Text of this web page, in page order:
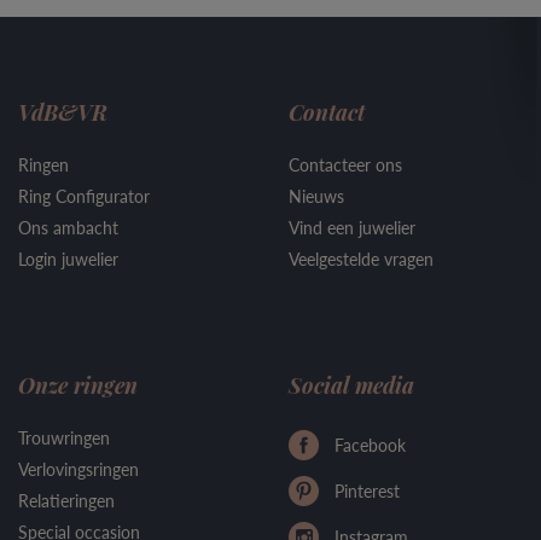
VdB&VR
Ringen
Ring Configurator
Ons ambacht
Login juwelier
Contact
Contacteer ons
Nieuws
Vind een juwelier
Veelgestelde vragen
Onze ringen
Trouwringen
Verlovingsringen
Relatieringen
Special occasion
Social media
Facebook
Pinterest